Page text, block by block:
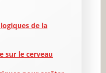
de la
sur le cerveau